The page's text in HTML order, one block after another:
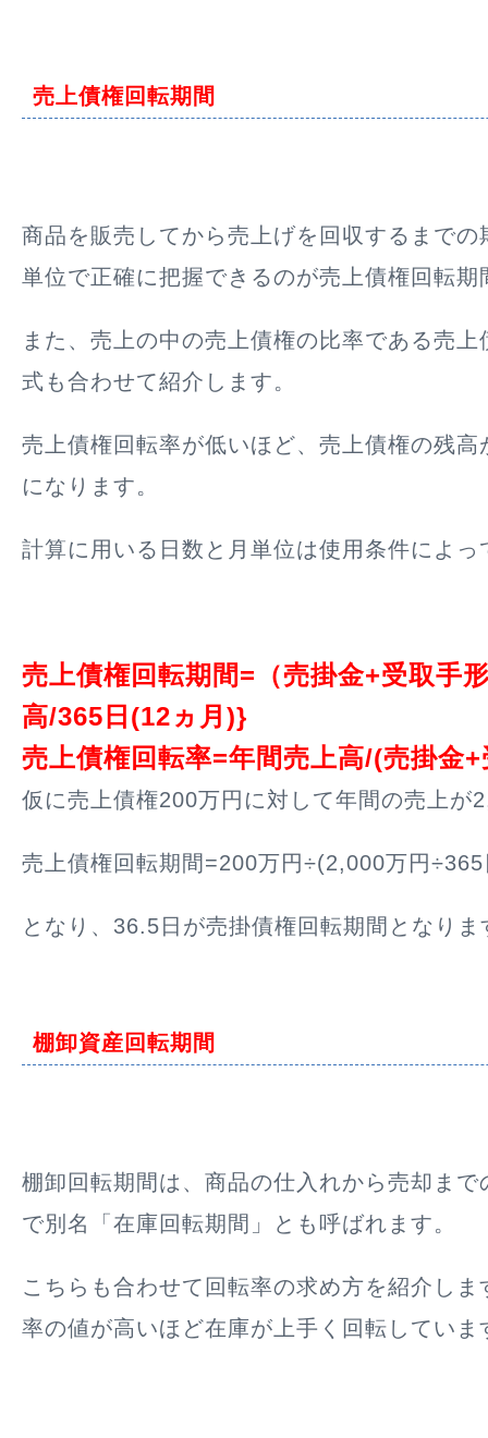
売上債権回転期間
商品を販売してから売上げを回収するまでの
単位で正確に把握できるのが売上債権回転期
また、売上の中の売上債権の比率である売
式も合わせて紹介します。
売上債権回転率が低いほど、売上債権の残高
になります。
計算に用いる日数と月単位は使用条件によっ
売上債権回転期間=（売掛金+受取手
高/365日(12ヵ月)}
売上債権回転率=年間売上高/(売掛金
仮に売上債権200万円に対して年間の売上が
売上債権回転期間=200万円÷(2,000万円
となり、36.5日が売掛債権回転期間となりま
棚卸資産回転期間
棚卸回転期間は、商品の仕入れから売却まで
で別名「 在庫回転期間 」とも呼ばれます。
こちらも合わせて回転率の求め方を紹介し
率の値が高いほど在庫が上手く回転していま